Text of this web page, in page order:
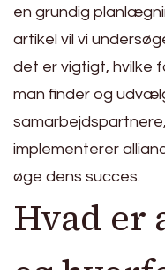
en grundig
artikel vil vi
det er vigtigt, hvilke
man finder og
implementerer
øge dens succes.
Hvad er